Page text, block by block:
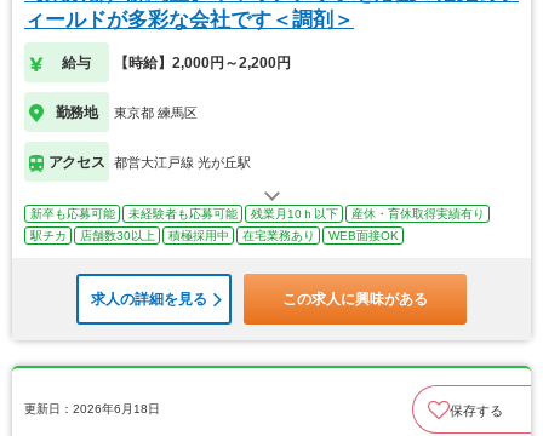
ィールドが多彩な会社です＜調剤＞
給与 【時給】2,000円～2,200円
勤務地 東京都 練馬区
アクセス 都営大江戸線 光が丘駅
新卒も応募可能 未経験者も応募可能 残業月10ｈ以下
産休・育休取得実績有り
駅チカ
店舗数30以上 積極採用中 在宅業務あり WEB面接OK
求人の詳細を見る この求人に興味がある
更新日：2026年6月18日 保存する